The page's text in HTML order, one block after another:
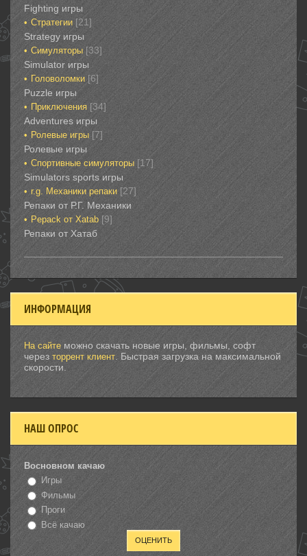
Fighting игры
Стратегии‎ [21]
Strategy игры
Симуляторы‎ [33]
Simulator игры
Головоломки‎ [6]
Puzzle игры
Приключения‎ [34]
Adventures игры
Ролевые игры‎ [7]
Ролевые игры‎‎‎‎‎‎
Спортивные‎ симуляторы [17]
Simulators sports игры
r.g. Механики репаки [27]
Репаки от Р.Г. Механики
Рepack от Xatab [9]
Репаки от Хатаб
ИНФОРМАЦИЯ
На сайте можно скачать новые игры, фильмы, софт
через торрент клиент . Быстрая загрузка на максимальной
скорости.
НАШ ОПРОС
Восновном качаю
Игры
Фильмы
Проги
Всё качаю